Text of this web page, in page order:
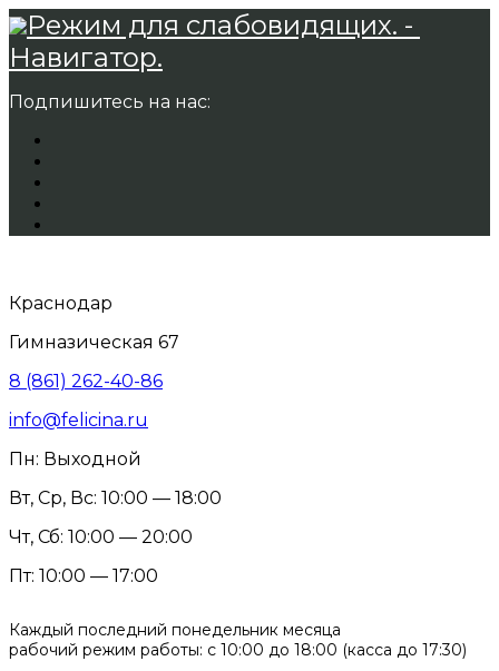
Режим для слабовидящих. -
Навигатор.
Подпишитесь на нас:
Краснодар
Гимназическая 67
8 (861) 262-40-86
info@felicina.ru
Пн: Выходной
Вт, Ср, Вс: 10:00 — 18:00
Чт, Сб: 10:00 — 20:00
Пт: 10:00 — 17:00
Каждый последний понедельник месяца
рабочий режим работы: с 10:00 до 18:00 (касса до 17:30)